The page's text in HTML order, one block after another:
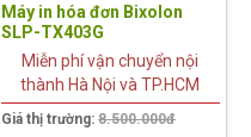
Máy in hóa đơn Bixolon
SLP-TX403G
Miễn phí vận chuyển nội
thành Hà Nội và TP.HCM
Giá thị trường: 8.500.000đ